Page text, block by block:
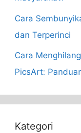
Cara
dan Terperinci
Cara
PicsArt:
Kategori